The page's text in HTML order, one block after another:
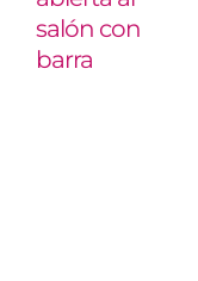
salón con
barra